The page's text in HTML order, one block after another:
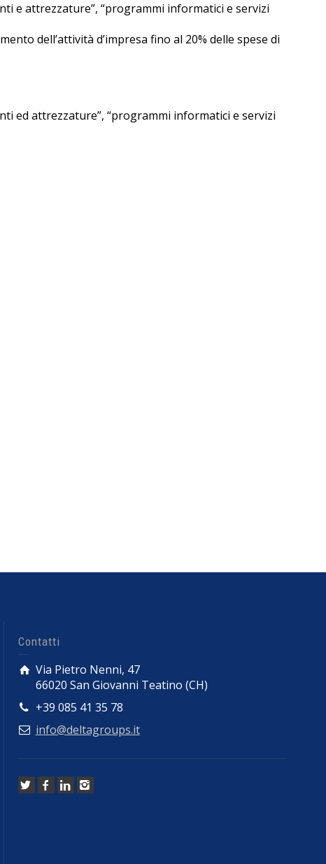
e attrezzature”, “programmi informatici e servizi
dell’attività d’impresa fino al 20% delle spese di
ed attrezzature”, “programmi informatici e servizi
Contatti
Via Pietro Nenni, 47
66020 San Giovanni Teatino (CH)
+39 085 41 35 78
info@deltagroups.it